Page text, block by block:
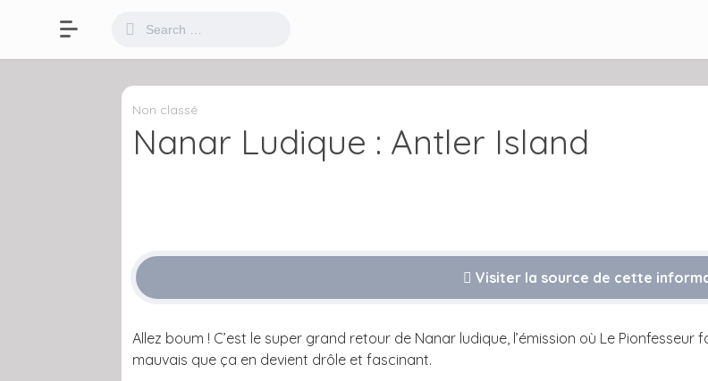
Non classé
Nanar Ludique : Antler Island
Visiter la source de cette
Allez boum ! C’est le super grand retour de Nanar ludique, l’émission où Le
mauvais que ça en devient drôle et fascinant.